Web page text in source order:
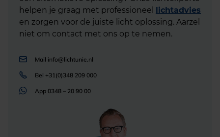
helpen je graag met professioneel lichtadvies
en zorgen voor de juiste licht oplossing. Aarzel
niet om contact met ons op te nemen.
Mail info@lichtunie.nl
Bel +31(0)348 209 000
App 0348 – 20 90 00